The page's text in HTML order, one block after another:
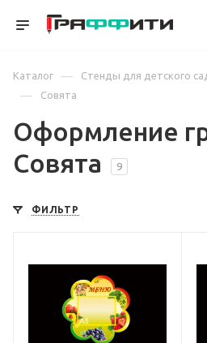
Каталог — Стенды для детского
— Совята
Оформление
Совята
9
ФИЛЬТР